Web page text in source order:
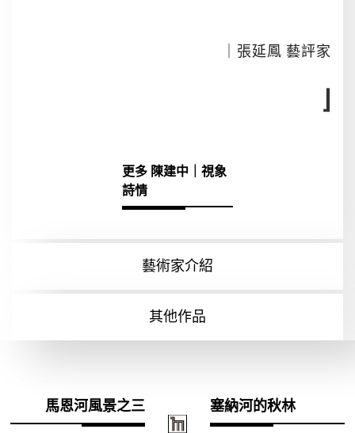
｜張延鳳 藝評家
⌋
更多 陳建中｜視象
詩情
藝術家介紹
其他作品
馬恩河風景之三 塞納河的秋林